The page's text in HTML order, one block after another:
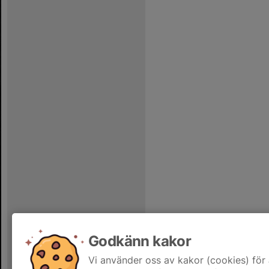
Godkänn kakor
Vi använder oss av kakor (cookies)